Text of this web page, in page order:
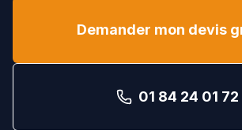
Demander mon devis
01 84 24 01 72